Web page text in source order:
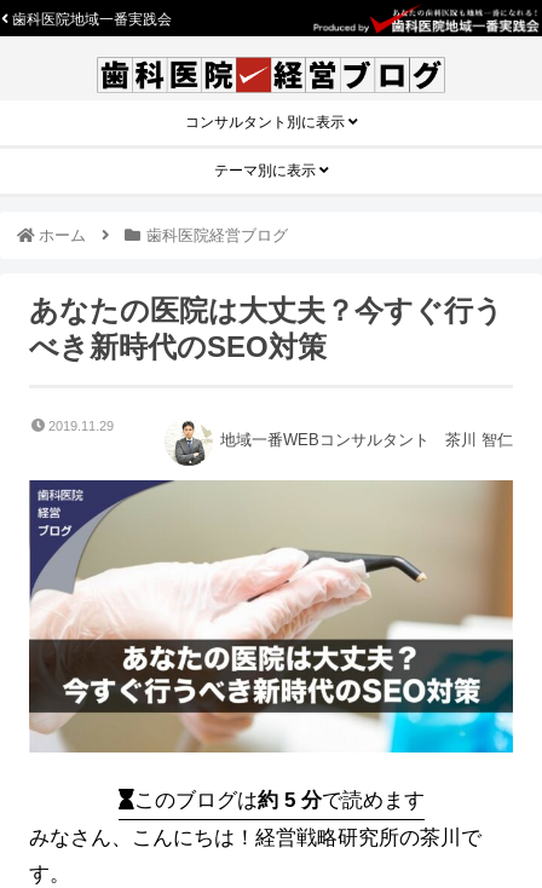
歯科医院地域一番実践会
コンサルタント別に表示
テーマ別に表示
ホーム 歯科医院経営ブログ
あなたの医院は大丈夫？今すぐ行う
べき新時代のSEO対策
2019.11.29
地域一番WEBコンサルタント 茶川 智仁
このブログは約 5 分で読めます
みなさん、こんにちは！経営戦略研究所の茶川で
す。